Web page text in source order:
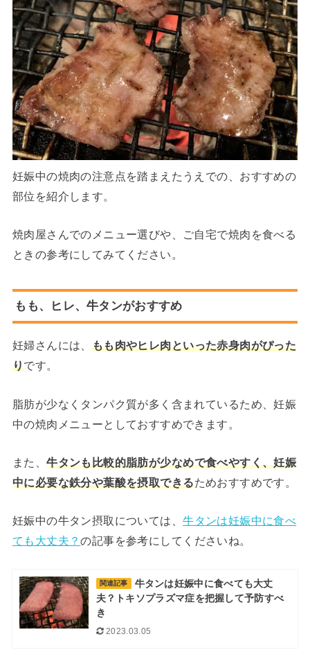
妊娠中の焼肉の注意点を踏まえたうえでの、おすすめの
部位を紹介します。
焼肉屋さんでのメニュー選びや、ご自宅で焼肉を食べる
ときの参考にしてみてください。
もも、ヒレ、牛タンがおすすめ
妊婦さんには、 もも肉やヒレ肉といった赤身肉がぴった
りです。
脂肪が少なくタンパク質が多く含まれているため、妊娠
中の焼肉メニューとしておすすめできます。
また、牛タンも比較的脂肪が少なめで食べやすく、妊娠
中に必要な鉄分や葉酸を摂取できるためおすすめです。
妊娠中の牛タン摂取については、牛タンは妊娠中に食べ
ても大丈夫？の記事を参考にしてくださいね。
関連記事
牛タンは妊娠中に食べても大丈
夫？トキソプラズマ症を把握して予防すべ
き
2023.03.05